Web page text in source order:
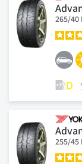
265/40
255/45